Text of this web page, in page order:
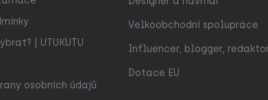
| UTUKUTU
osobních údajů
Velkoobchodní spolupráce
Influencer, blogger,
Dotace EU